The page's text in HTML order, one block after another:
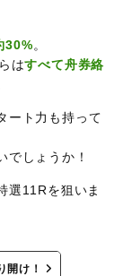
30%。
はすべて舟券絡
ート力も持って
でしょうか！
11Rを狙いま
開け！